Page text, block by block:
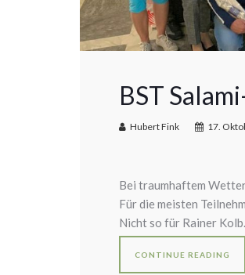
BST
Hubert Fink 17.
Bei traumhaftem
Für die meisten
Nicht so für Rainer
CONTINUE READING